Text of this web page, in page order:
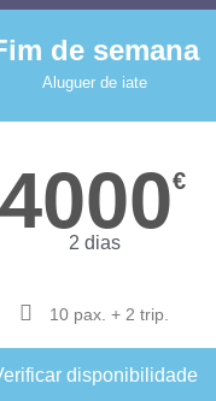
de semana
Aluguer de iate
4000€
2 dias
10 pax. + 2 trip.
disponibilidade